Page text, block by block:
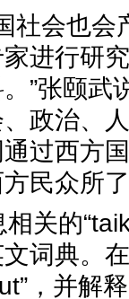
社会也会
进行研
”张颐武
政治、
过西方
西方民
关的
词典。
，并解